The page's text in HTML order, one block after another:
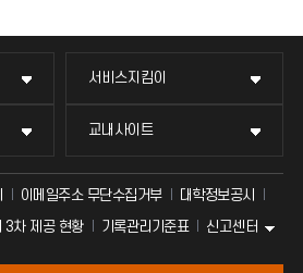
서비스지킴이
교내사이트
이메일주소 무단수집거부
대학정보공시
3차 제공 현황
기록관리기준표 신고센터